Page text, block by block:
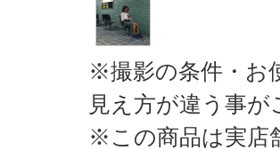
※撮影の条件・お
見え方が違う事
※この商品は実店